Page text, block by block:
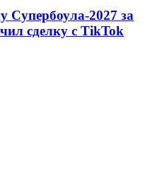
Супербоула-2027 за
сделку с TikTok